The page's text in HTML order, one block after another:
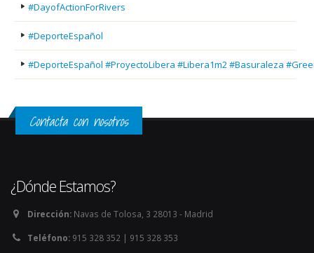
#DayofActionForRivers
#DeporteEspañol
#DeporteEspañol #ProyectoLibera #Libera1m2 #Basuraleza
Contacta con nosotros
¿Dónde Estamos?
Dirección: Navas de Tolosa, 3 28013 - Madrid
Teléfono: 915 328 352 | 915 328 353